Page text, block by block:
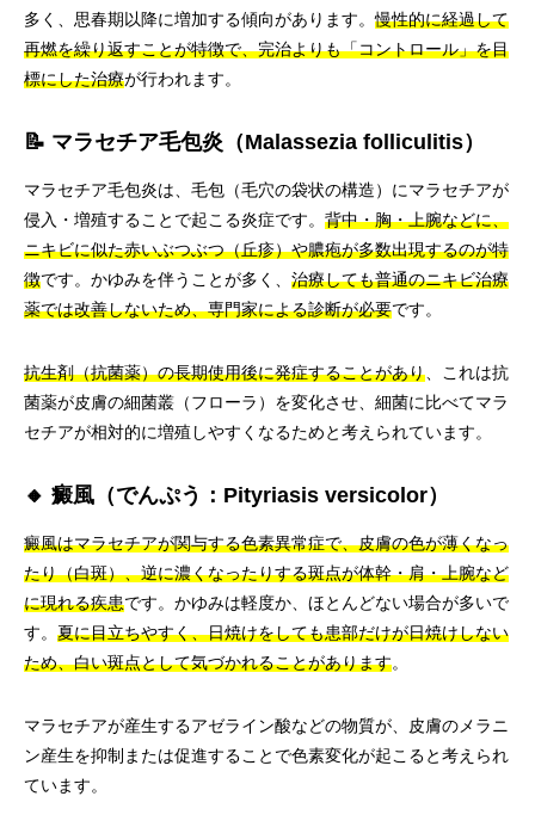
多く、思春期以降に増加する傾向があります。慢性的に経過して
再燃を繰り返すことが特徴で、完治よりも「コントロール」を目
標にした治療が行われます。
📝 マラセチア毛包炎（Malassezia folliculitis）
マラセチア毛包炎は、毛包（毛穴の袋状の構造）にマラセチアが
侵入・増殖することで起こる炎症です。 背中・胸・上腕などに、
ニキビに似た赤いぶつぶつ（丘疹）や膿疱が多数出現するのが特
徴です。かゆみを伴うことが多く、 治療しても普通のニキビ治療
薬では改善しないため、専門家による診断が必要です。
抗生剤（抗菌薬）の長期使用後に発症することがあり 、これは抗
菌薬が皮膚の細菌叢（フローラ）を変化させ、細菌に比べてマラ
セチアが相対的に増殖しやすくなるためと考えられています。
🔸 癜風（でんぷう：Pityriasis versicolor）
癜風はマラセチアが関与する色素異常症で、皮膚の色が薄くなっ
たり（白斑）、逆に濃くなったりする斑点が体幹・肩・上腕など
に現れる疾患です。かゆみは軽度か、ほとんどない場合が多いで
す。 夏に目立ちやすく、日焼けをしても患部だけが日焼けしない
ため、白い斑点として気づかれることがあります。
マラセチアが産生するアゼライン酸などの物質が、皮膚のメラニ
ン産生を抑制または促進することで色素変化が起こると考えられ
ています。